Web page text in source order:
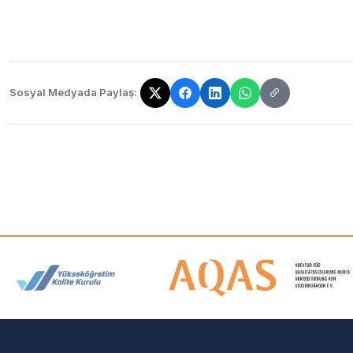
Sosyal Medyada Paylaş:
Bağlantı kopyalandı!
Akreditasyon ve Üyelik